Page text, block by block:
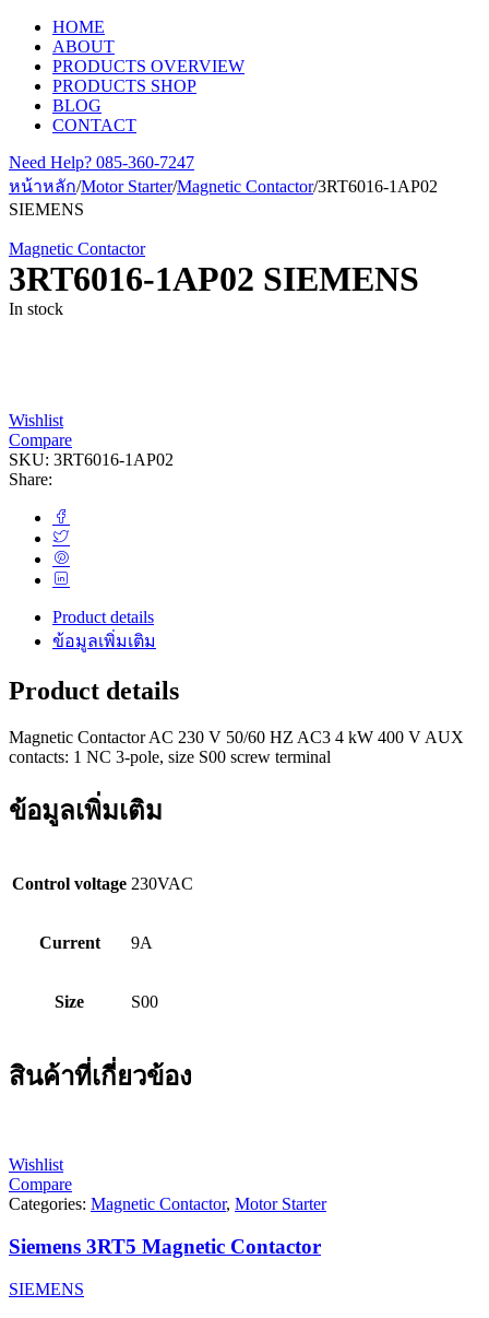
HOME
ABOUT
PRODUCTS OVERVIEW
PRODUCTS SHOP
BLOG
CONTACT
Need Help? 085-360-7247
หน้าหลัก/Motor Starter/Magnetic Contactor/3RT6016-1AP02
SIEMENS
Magnetic Contactor
3RT6016-1AP02 SIEMENS
In stock
Wishlist
Compare
SKU: 3RT6016-1AP02
Share:
Product details
ข้อมูลเพิ่มเติม
Product details
Magnetic Contactor AC 230 V 50/60 HZ AC3 4 kW 400 V AUX
contacts: 1 NC 3-pole, size S00 screw terminal
ข้อมูลเพิ่มเติม
Control voltage 230VAC
Current 9A
Size S00
สินค้าที่เกี่ยวข้อง
Wishlist
Compare
Categories: Magnetic Contactor, Motor Starter
Siemens 3RT5 Magnetic Contactor
SIEMENS